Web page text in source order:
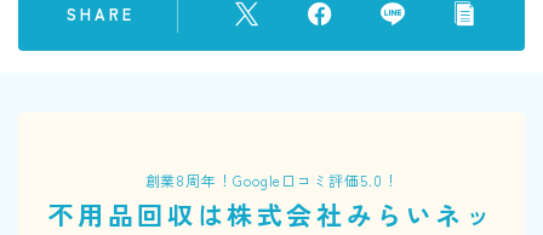
SHARE
創業8周年！Google口コミ評価5.0！
不用品回収は株式会社みらいネッ